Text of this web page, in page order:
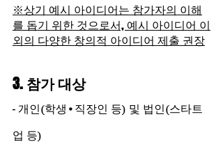
※상기 예시 아이디어는 참가자의 이해
를 돕기 위한 것으로서, 예시 아이디어 이
외의 다양한 창의적 아이디어 제출 권장
3. 참가 대상
- 개인(학생•직장인 등) 및 법인(스타트
업 등)